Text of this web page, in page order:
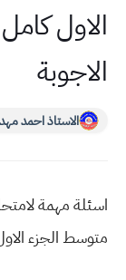
الاول
الاجوبة
الاستاذ احمد
متوسط الجزء